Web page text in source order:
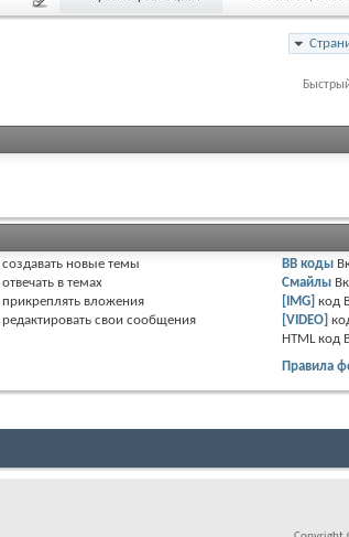
создавать новые темы
отвечать в темах
прикреплять вложения
редактировать свои сообщения
BB коды
Смайлы
[IMG] код
[VIDEO]
HTML код
Правила